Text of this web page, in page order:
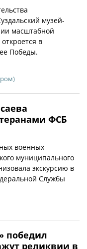
музей-
масштабной
в
Победы.
ФСБ
военных
муниципального
экскурсию в
Службы
победил
реликвии в